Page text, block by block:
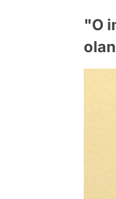
"O